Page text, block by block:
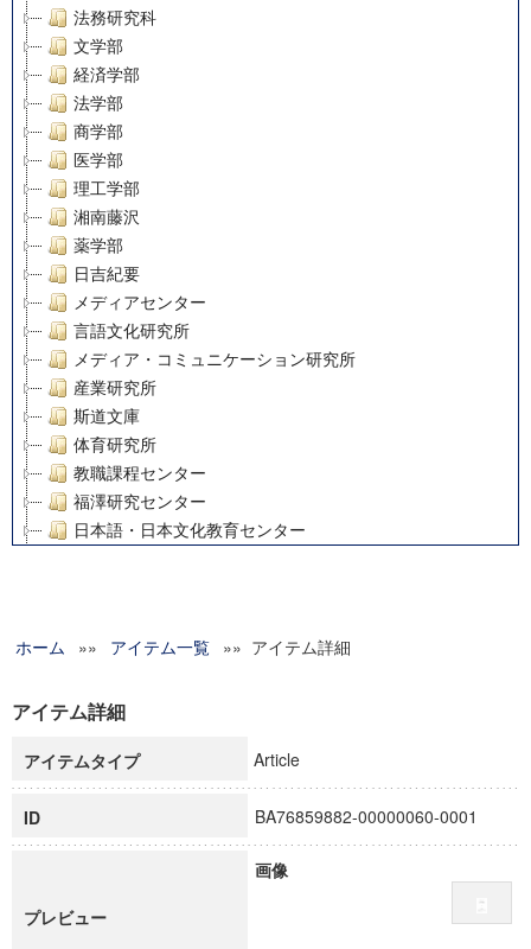
法務研究科
文学部
経済学部
法学部
商学部
医学部
理工学部
湘南藤沢
薬学部
日吉紀要
メディアセンター
言語文化研究所
メディア・コミュニケーション研究所
産業研究所
斯道文庫
体育研究所
教職課程センター
福澤研究センター
日本語・日本文化教育センター
グローバルリサーチインスティテュート
科学研究費補助金研究成果報告書
慶應義塾大学グローバルCOEプログラム市民社会ガバナンス
慶應義塾大学グローバルCOEプログラム論理と感性の先端的
博士課程教育リーディングプログラム「超成熟社会発展のサ
学術雑誌掲載論文等(8)
ホーム »» アイテム一覧 »» アイテム詳細
アイテム詳細
アイテムタイプ Article
ID BA76859882-00000060-0001
プレビュー
画像